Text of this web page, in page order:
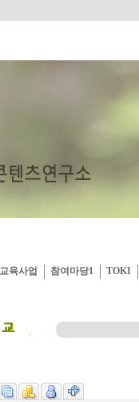
교육사업 참여마당1 TOKI